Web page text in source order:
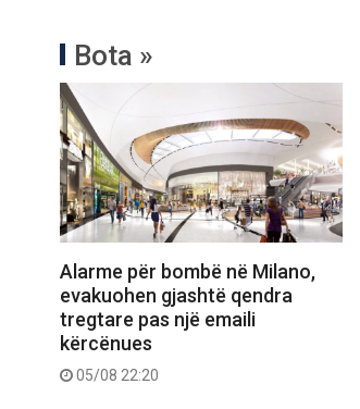
Bota »
Alarme për bombë në Milano,
evakuohen gjashtë qendra
tregtare pas një emaili
kërcënues
05/08 22:20